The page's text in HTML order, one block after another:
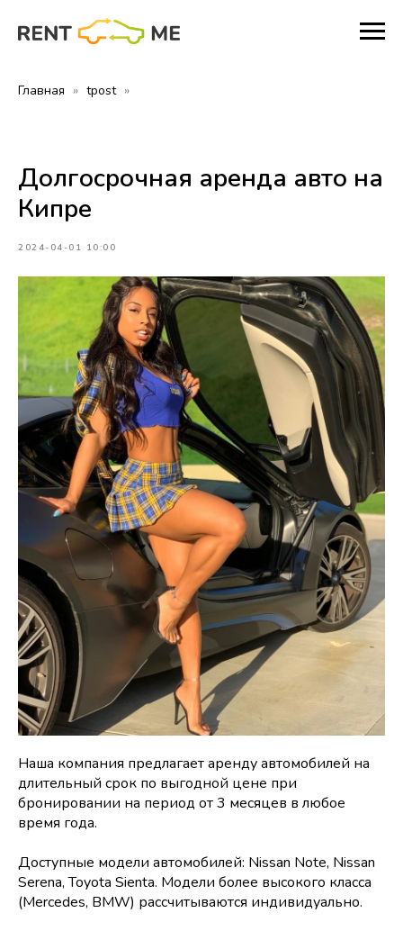
Главная tpost
Долгосрочная аренда авто на
Кипре
2024-04-01 10:00
Наша компания предлагает аренду автомобилей на
длительный срок по выгодной цене при
бронировании на период от 3 месяцев в любое
время года.
Доступные модели автомобилей: Nissan Note, Nissan
Serena, Toyota Sienta. Модели более высокого класса
(Mercedes, BMW) рассчитываются индивидуально.